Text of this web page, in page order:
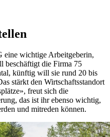
eine wichtige Arbeitgeberin,
beschäftigt die Firma 75
künftig will sie rund 20 bis
stärkt den Wirtschaftsstandort
freut sich die
das ist ihr ebenso wichtig,
und mitreden können.